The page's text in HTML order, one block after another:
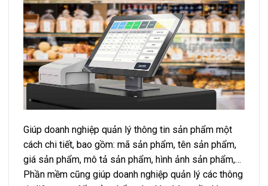
Giúp doanh nghiệp quản lý thông tin sản phẩm một
cách chi tiết, bao gồm: mã sản phẩm, tên sản phẩm,
giá sản phẩm, mô tả sản phẩm, hình ảnh sản phẩm,…
Phần mềm cũng giúp doanh nghiệp quản lý các thông